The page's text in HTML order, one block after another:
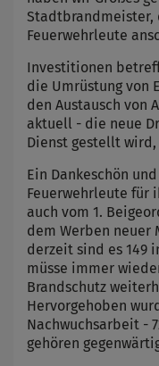
Stadtbrandmeister,
Feuerwehrleute
Investitionen
die Umrüstung von
den Austausch von
aktuell - die neue
Dienst gestellt wird,
Ein Dankeschön
Feuerwehrleute für
auch vom 1.
dem Werben neuer
derzeit sind es 149
müsse immer
Brandschutz
Hervorgehoben
Nachwuchsarbeit -
gehören